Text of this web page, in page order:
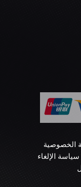
الخصوصية
سياسة الإلغاء